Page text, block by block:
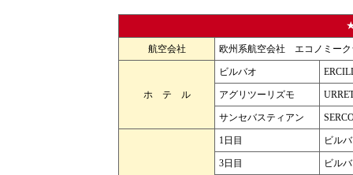
航空会社 欧州系航空会社 エコノミーク
ホ テ ル
ビルバオ
アグリツーリズモ
サンセバスティアン
1日目 ビル
3日目 ビル